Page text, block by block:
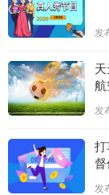
发
航
发
打
督
发